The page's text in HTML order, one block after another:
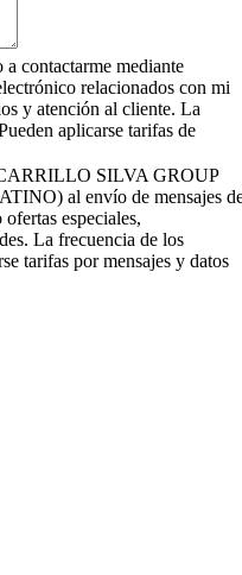
contactarme mediante
relacionados con mi
y atención al cliente. La
aplicarse tarifas de
SILVA GROUP
al envío de mensajes
especiales,
La frecuencia de los
tarifas por mensajes y datos